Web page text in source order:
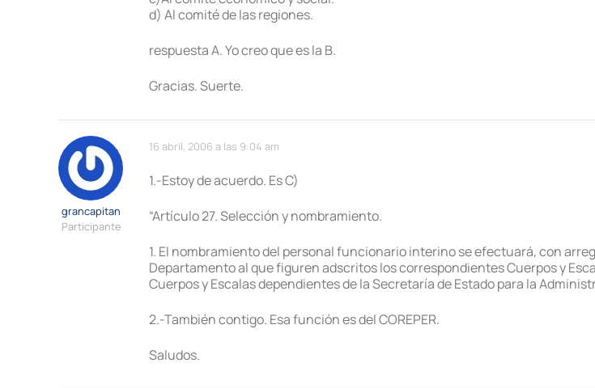
d) Al comité de las regiones.
respuesta A. Yo creo que es la B.
Gracias. Suerte.
16 abril, 2006 a las 9:04 am
grancapitan
Participante
1.-Estoy de acuerdo. Es C)
“Artículo 27. Selección y nombramiento.
1. El nombramiento del personal funcionario interino se efectuará, con
Departamento al que figuren adscritos los correspondientes Cuerpos y
Cuerpos y Escalas dependientes de la Secretaría de Estado para la
2.-También contigo. Esa función es del COREPER.
Saludos.